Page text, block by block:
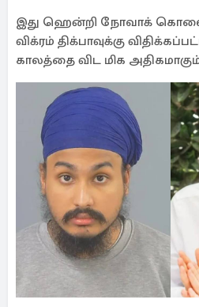
இது ஹென்றி நோவாக் கொலை
விக்ரம் திக்பாவுக்கு
காலத்தை விட மிக